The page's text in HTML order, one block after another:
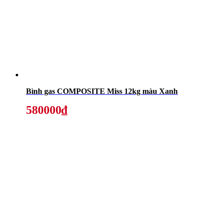
Bình gas COMPOSITE Miss 12kg màu Xanh
580000₫